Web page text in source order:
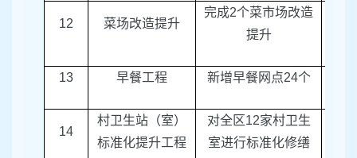
12 菜场改造提升
完成2个菜市场改造
提升
13 早餐工程 新增早餐网点24个
14
村卫生站（室）
标准化提升工程
对全区12家村卫生
室进行标准化修缮